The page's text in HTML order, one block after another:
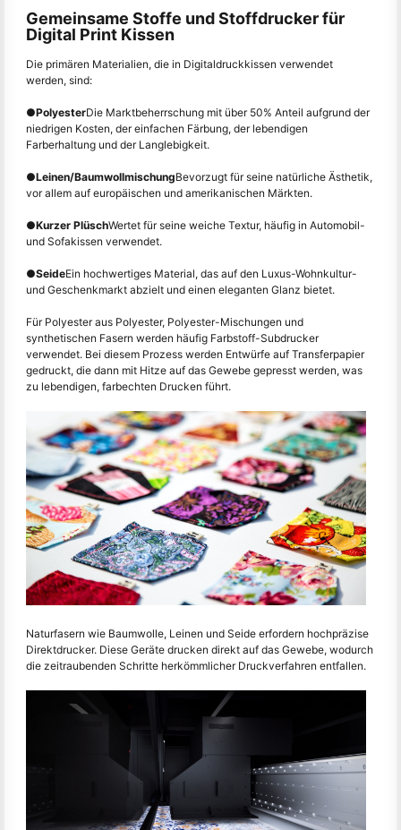
Gemeinsame Stoffe und Stoffdrucker für
Digital Print Kissen
Die primären Materialien, die in Digitaldruckkissen verwendet
werden, sind:
●PolyesterDie Marktbeherrschung mit über 50% Anteil aufgrund der
niedrigen Kosten, der einfachen Färbung, der lebendigen
Farberhaltung und der Langlebigkeit.
●Leinen/BaumwollmischungBevorzugt für seine natürliche Ästhetik,
vor allem auf europäischen und amerikanischen Märkten.
●Kurzer PlüschWertet für seine weiche Textur, häufig in Automobil-
und Sofakissen verwendet.
●SeideEin hochwertiges Material, das auf den Luxus-Wohnkultur-
und Geschenkmarkt abzielt und einen eleganten Glanz bietet.
Für Polyester aus Polyester, Polyester-Mischungen und
synthetischen Fasern werden häufig Farbstoff-Subdrucker
verwendet. Bei diesem Prozess werden Entwürfe auf Transferpapier
gedruckt, die dann mit Hitze auf das Gewebe gepresst werden, was
zu lebendigen, farbechten Drucken führt.
Naturfasern wie Baumwolle, Leinen und Seide erfordern hochpräzise
Direktdrucker. Diese Geräte drucken direkt auf das Gewebe, wodurch
die zeitraubenden Schritte herkömmlicher Druckverfahren entfallen.